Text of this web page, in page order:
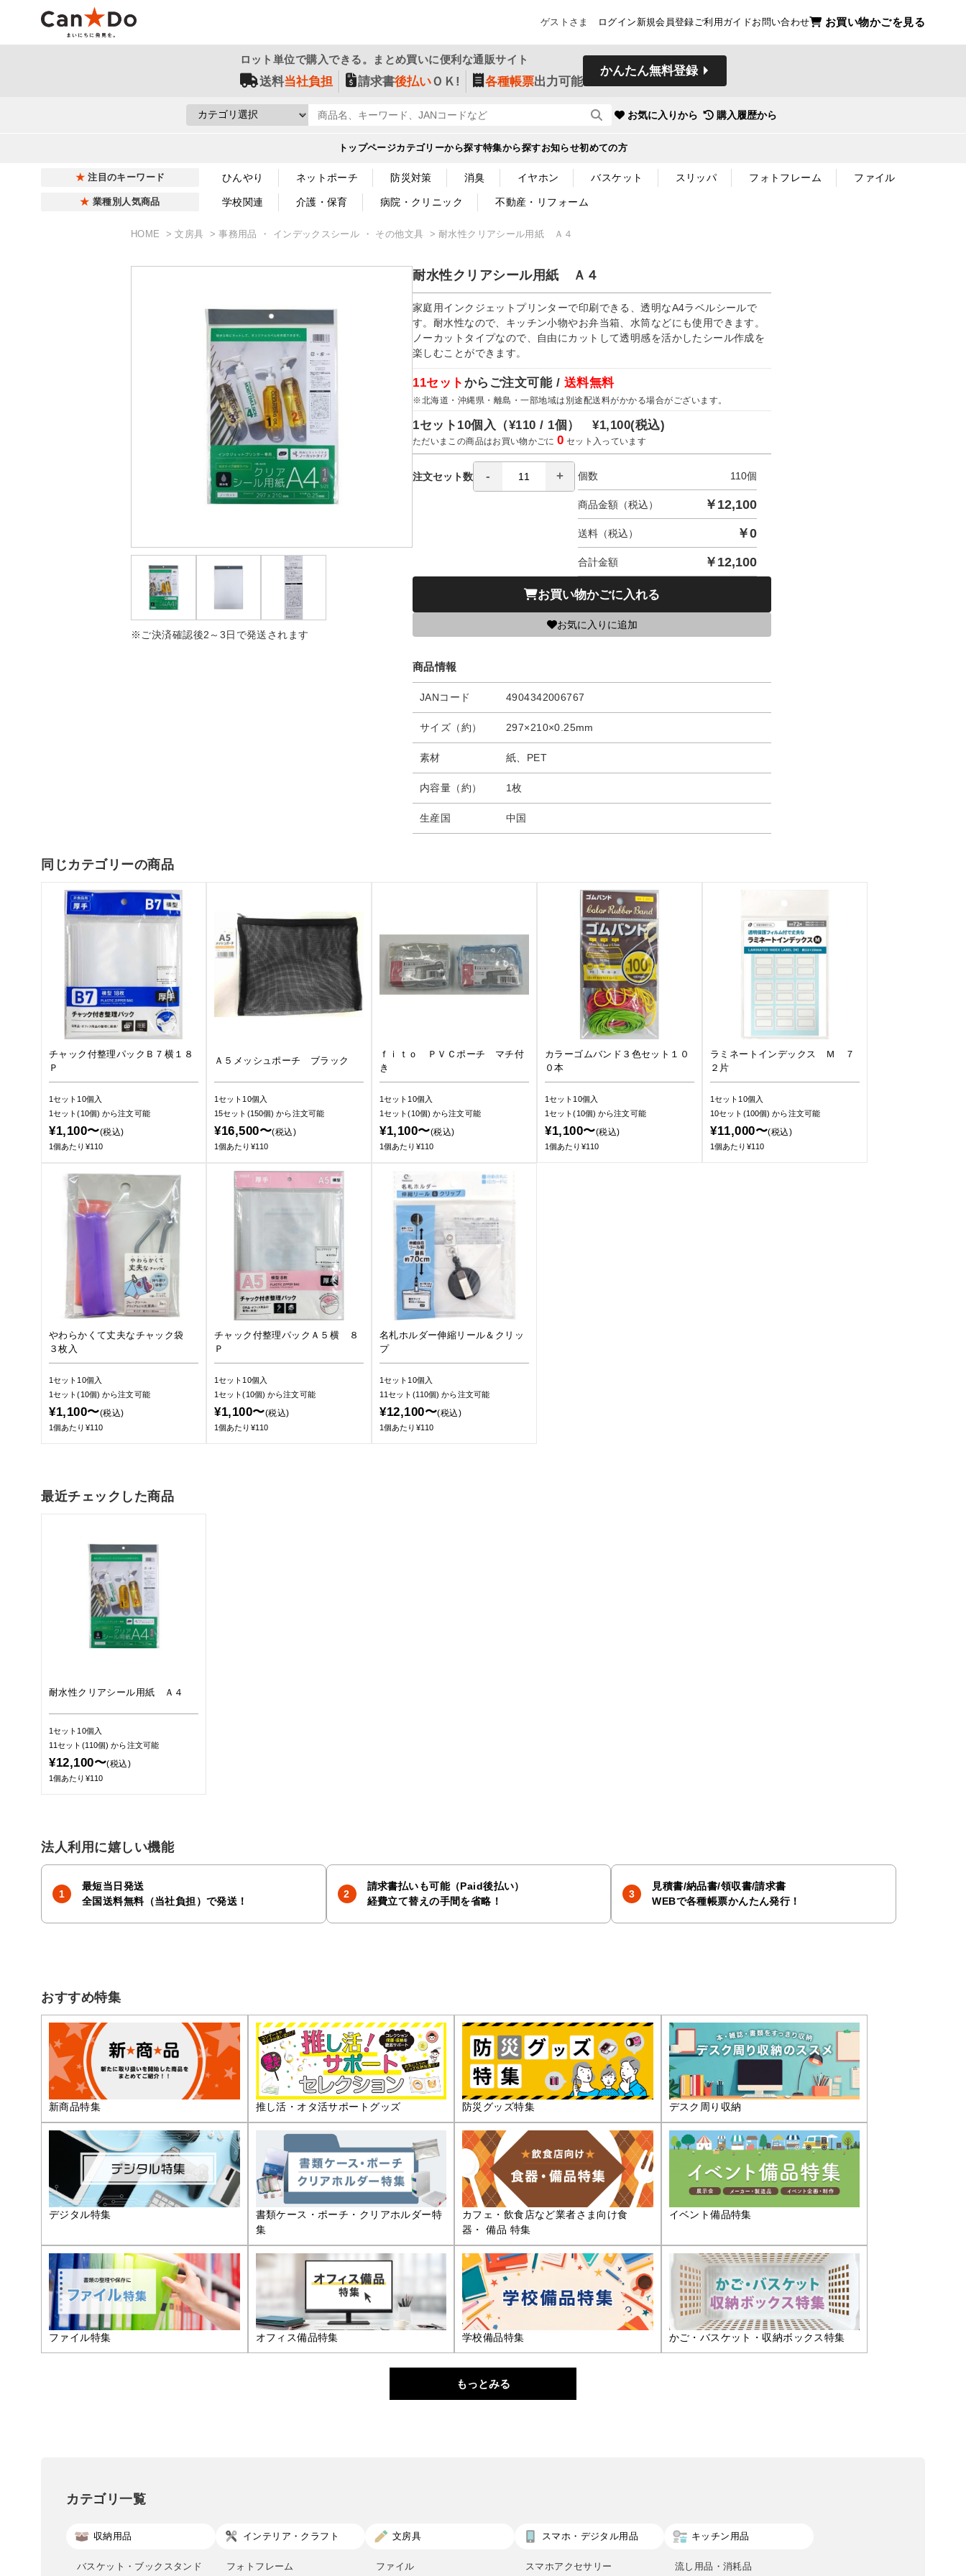
ゲストさま ログイン 新規会員登録ご利用ガイドお問い合わせ お買い物かごを見る
ロット単位で購入できる。まとめ買いに便利な通販サイト
送料当社負担 請求書後払いＯＫ! 各種帳票出力可能
かんたん無料登録
お気に入りから 購入履歴から
トップページカテゴリーから探す特集から探すお知らせ初めての方
注目のキーワード ひんやり ネットポーチ 防災対策 消臭 イヤホン バスケット スリッパ フォトフレーム ファイル
業種別人気商品 学校関連 介護・保育 病院・クリニック 不動産・リフォーム
HOME 文房具 事務用品 ・ インデックスシール ・ その他文具 耐水性クリアシール用紙 Ａ４
※ご決済確認後2～3日で発送されます
耐水性クリアシール用紙 Ａ４
家庭用インクジェットプリンターで印刷できる、透明なA4ラベルシールで
す。耐水性なので、キッチン小物やお弁当箱、水筒などにも使用できます。
ノーカットタイプなので、自由にカットして透明感を活かしたシール作成を
楽しむことができます。
11セット からご注文可能 / 送料無料
※北海道・沖縄県・離島・一部地域は別途配送料がかかる場合がございます。
1セット10個入（¥110 / 1個）¥1,100(税込)
ただいまこの商品はお買い物かごに0 セット入っています
注文セット数 個数 110個
商品金額（税込） ￥ 12,100
送料（税込） ￥0
合計金額 ￥ 12,100
お買い物かごに入れる
お気に入りに追加
商品情報
JANコード 4904342006767
サイズ（約） 297×210×0.25mm
素材 紙、PET
内容量（約） 1枚
生産国 中国
同じカテゴリーの商品
チャック付整理パックＢ７横１８
Ｐ
1セット10個入
1セット(10個)から注文可能
¥1,100〜(税込)
1個あたり¥110
Ａ５メッシュポーチ ブラック
1セット10個入
15セット(150個)から注文可能
¥16,500〜(税込)
1個あたり¥110
ｆｉｔｏ ＰＶＣポーチ マチ付
き
1セット10個入
1セット(10個)から注文可能
¥1,100〜(税込)
1個あたり¥110
カラーゴムバンド３色セット１０
０本
1セット10個入
1セット(10個)から注文可能
¥1,100〜(税込)
1個あたり¥110
ラミネートインデックス Ｍ ７
２片
1セット10個入
10セット(100個)から注文可能
¥11,000〜(税込)
1個あたり¥110
やわらかくて丈夫なチャック袋
３枚入
1セット10個入
1セット(10個)から注文可能
¥1,100〜(税込)
1個あたり¥110
チャック付整理パックＡ５横 ８
Ｐ
1セット10個入
1セット(10個)から注文可能
¥1,100〜(税込)
1個あたり¥110
名札ホルダー伸縮リール＆クリッ
プ
1セット10個入
11セット(110個)から注文可能
¥12,100〜(税込)
1個あたり¥110
最近チェックした商品
耐水性クリアシール用紙 Ａ４
1セット10個入
11セット(110個)から注文可能
¥12,100〜(税込)
1個あたり¥110
法人利用に嬉しい機能
最短当日発送
全国送料無料（当社負担）で発送！
請求書払いも可能（Paid後払い）
経費立て替えの手間を省略！
見積書/納品書/領収書/請求書
WEBで各種帳票かんたん発行！
おすすめ特集
新商品特集 推し活・オタ活サポートグッズ 防災グッズ特集 デスク周り収納
デジタル特集
書類ケース・ポーチ・クリアホルダー特
集
カフェ・飲食店など業者さま向け食
器・ 備品 特集
イベント備品特集
ファイル特集 オフィス備品特集 学校備品特集 かご・バスケット・収納ボックス特集
もっとみる
カテゴリ一覧
収納用品
バスケット・ブックスタンド
インテリア・クラフト
フォトフレーム
文房具
ファイル
スマホ・デジタル用品
スマホアクセサリー
キッチン用品
流し用品・消耗品